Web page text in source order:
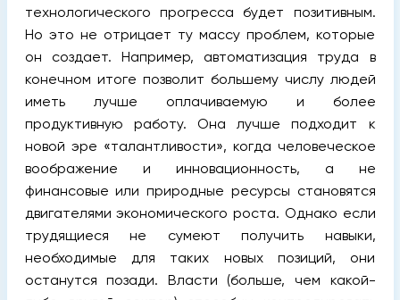
технологического прогресса будет позитивным.
Но это не отрицает ту массу проблем, которые
он создает. Например, автоматизация труда в
конечном итоге позволит большему числу людей
иметь лучше оплачиваемую и более
продуктивную работу. Она лучше подходит к
новой эре «талантливости», когда человеческое
воображение и инновационность, а не
финансовые или природные ресурсы становятся
двигателями экономического роста. Однако если
трудящиеся не сумеют получить навыки,
необходимые для таких новых позиций, они
останутся позади. Власти (больше, чем какой-